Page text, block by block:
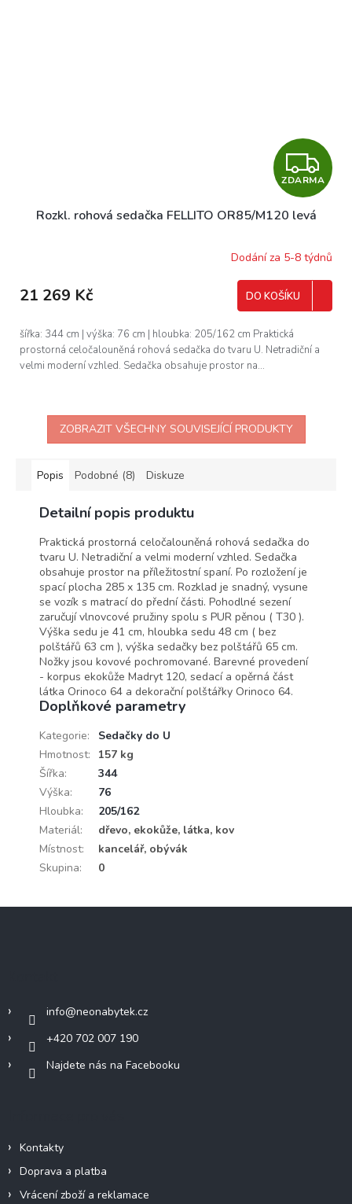
Z
D
R
ZDARMA
Rozkl. rohová sedačka FELLITO OR85/M120 levá
Dodání za 5-8 týdnů
21 269 Kč DO KOŠÍKU
šířka: 344 cm | výška: 76 cm | hloubka: 205/162 cm Praktická
prostorná celočalouněná rohová sedačka do tvaru U. Netradiční a
velmi moderní vzhled. Sedačka obsahuje prostor na...
ZOBRAZIT VŠECHNY SOUVISEJÍCÍ PRODUKTY
Popis Podobné (8) Diskuze
Detailní popis produktu
Praktická prostorná celočalouněná rohová sedačka do
tvaru U. Netradiční a velmi moderní vzhled. Sedačka
obsahuje prostor na příležitostní spaní. Po rozložení je
spací plocha 285 x 135 cm. Rozklad je snadný, vysune
se vozík s matrací do přední části. Pohodlné sezení
zaručují vlnovcové pružiny spolu s PUR pěnou ( T30 ).
Výška sedu je 41 cm, hloubka sedu 48 cm ( bez
polštářů 63 cm ), výška sedačky bez polštářů 65 cm.
Nožky jsou kovové pochromované. Barevné provedení
- korpus ekokůže Madryt 120, sedací a opěrná část
látka Orinoco 64 a dekorační polštářky Orinoco 64.
Doplňkové parametry
Kategorie:
Sedačky do U
Hmotnost:
157 kg
Šířka:
344
Výška:
76
Hloubka:
205/162
Materiál:
dřevo, ekokůže, látka, kov
Místnost:
kancelář, obývák
Skupina: 0
info@neonabytek.cz
+420 702 007 190
Najdete nás na Facebooku
Kontakty
Doprava a platba
Vrácení zboží a reklamace